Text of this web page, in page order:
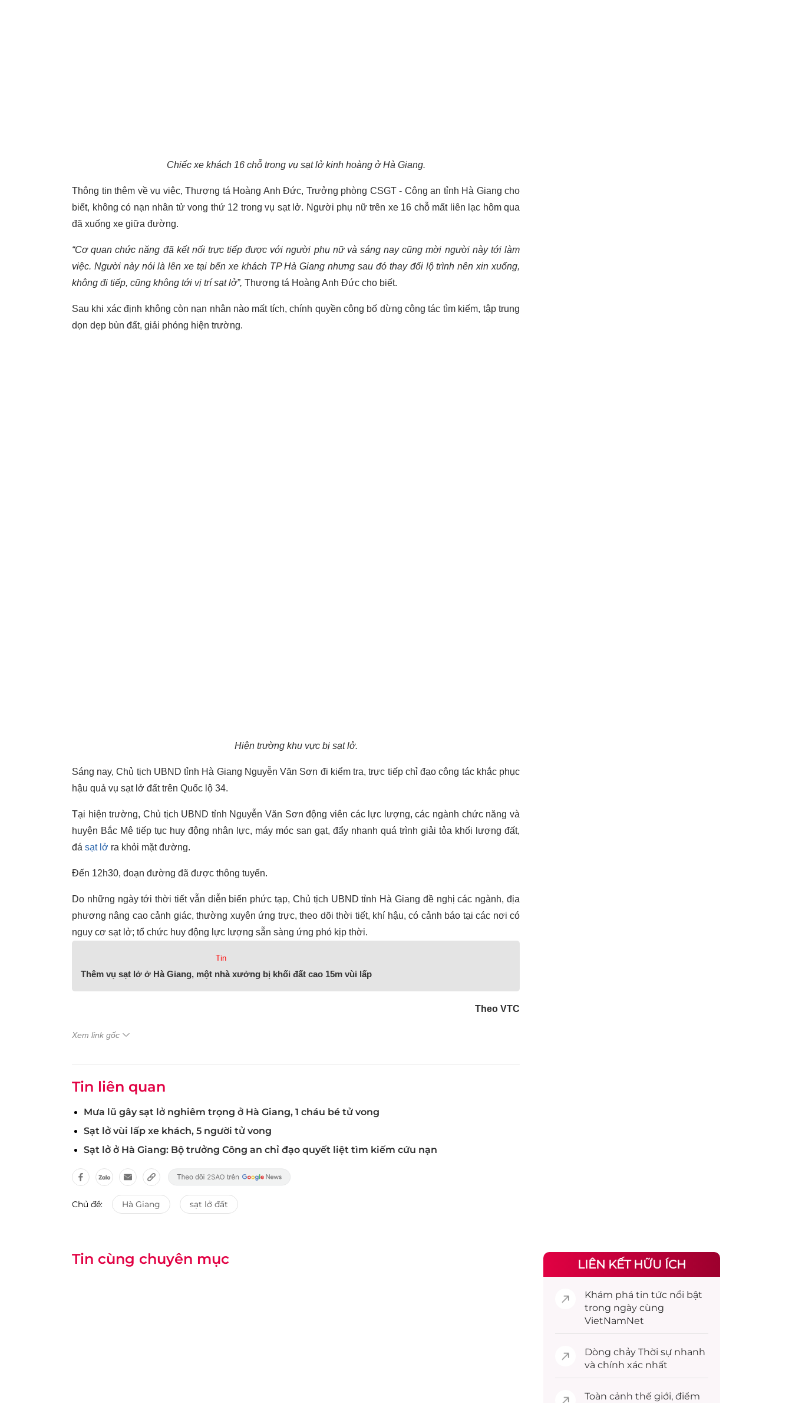
Chiếc xe khách 16 chỗ trong vụ sạt lở kinh hoàng ở Hà Giang.
Thông tin thêm về vụ việc, Thượng tá Hoàng Anh Đức, Trưởng phòng CSGT - Công an tỉnh Hà Giang cho
biết, không có nạn nhân tử vong thứ 12 trong vụ sạt lở. Người phụ nữ trên xe 16 chỗ mất liên lạc hôm qua
đã xuống xe giữa đường.
“Cơ quan chức năng đã kết nối trực tiếp được với người phụ nữ và sáng nay cũng mời người này tới làm
việc. Người này nói là lên xe tại bến xe khách TP Hà Giang nhưng sau đó thay đổi lộ trình nên xin xuống,
không đi tiếp, cũng không tới vị trí sạt lở”, Thượng tá Hoàng Anh Đức cho biết.
Sau khi xác định không còn nạn nhân nào mất tích, chính quyền công bố dừng công tác tìm kiếm, tập trung
dọn dẹp bùn đất, giải phóng hiện trường.
Hiện trường khu vực bị sạt lở.
Sáng nay, Chủ tịch UBND tỉnh Hà Giang Nguyễn Văn Sơn đi kiểm tra, trực tiếp chỉ đạo công tác khắc phục
hậu quả vụ sạt lở đất trên Quốc lộ 34.
Tại hiện trường, Chủ tịch UBND tỉnh Nguyễn Văn Sơn động viên các lực lượng, các ngành chức năng và
huyện Bắc Mê tiếp tục huy động nhân lực, máy móc san gạt, đẩy nhanh quá trình giải tỏa khối lượng đất,
đá sạt lở ra khỏi mặt đường.
Đến 12h30, đoạn đường đã được thông tuyến.
Do những ngày tới thời tiết vẫn diễn biến phức tạp, Chủ tịch UBND tỉnh Hà Giang đề nghị các ngành, địa
phương nâng cao cảnh giác, thường xuyên ứng trực, theo dõi thời tiết, khí hậu, có cảnh báo tại các nơi có
nguy cơ sạt lở; tổ chức huy động lực lượng sẵn sàng ứng phó kịp thời.
Tin
Thêm vụ sạt lở ở Hà Giang, một nhà xưởng bị khối đất cao 15m vùi lấp
Theo VTC
Xem link gốc
Tin liên quan
Mưa lũ gây sạt lở nghiêm trọng ở Hà Giang, 1 cháu bé tử vong
Sạt lở vùi lấp xe khách, 5 người tử vong
Sạt lở ở Hà Giang: Bộ trưởng Công an chỉ đạo quyết liệt tìm kiếm cứu nạn
Chủ đề: Hà Giang sạt lở đất
Tin cùng chuyên mục LIÊN KẾT HỮU ÍCH
Khám phá tin tức nổi bật
trong ngày cùng
VietNamNet
Dòng chảy Thời sự nhanh
và chính xác nhất
Toàn cảnh thế giới, điểm